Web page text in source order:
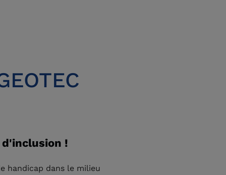
d'inclusion !
handicap dans le milieu